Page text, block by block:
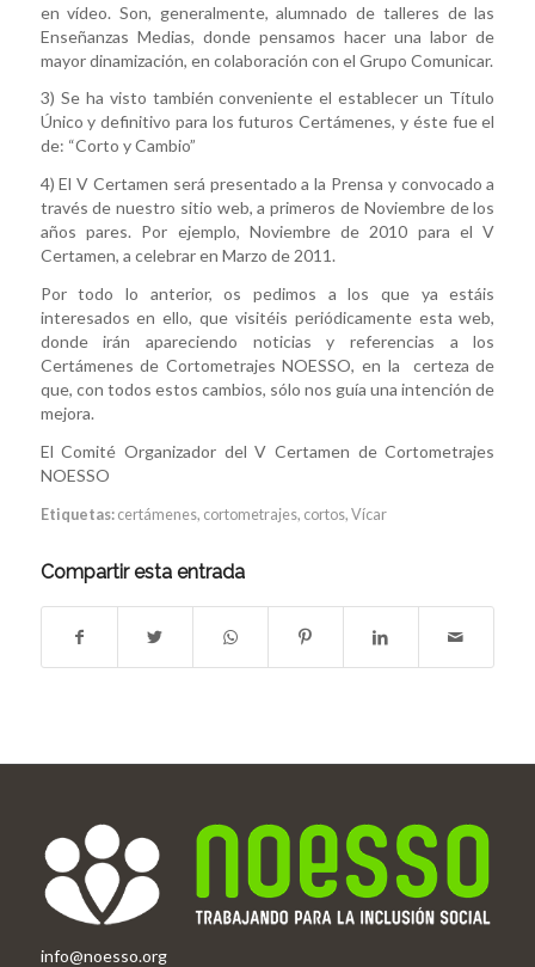
en vídeo. Son, generalmente, alumnado de talleres de las
Enseñanzas Medias, donde pensamos hacer una labor de
mayor dinamización, en colaboración con el Grupo Comunicar.
3) Se ha visto también conveniente el establecer un Título
Único y definitivo para los futuros Certámenes, y éste fue el
de: “Corto y Cambio”
4) El V Certamen será presentado a la Prensa y convocado a
través de nuestro sitio web, a primeros de Noviembre de los
años pares. Por ejemplo, Noviembre de 2010 para el V
Certamen, a celebrar en Marzo de 2011.
Por todo lo anterior, os pedimos a los que ya estáis
interesados en ello, que visitéis periódicamente esta web,
donde irán apareciendo noticias y referencias a los
Certámenes de Cortometrajes NOESSO, en la certeza de
que, con todos estos cambios, sólo nos guía una intención de
mejora.
El Comité Organizador del V Certamen de Cortometrajes
NOESSO
Etiquetas: certámenes, cortometrajes, cortos, Vícar
Compartir esta entrada
info@noesso.org